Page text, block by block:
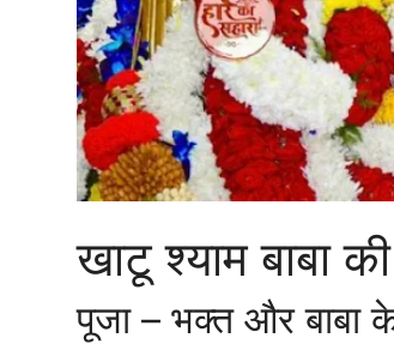
खाटू श्याम बाबा
पूजा – भक्त और बाबा